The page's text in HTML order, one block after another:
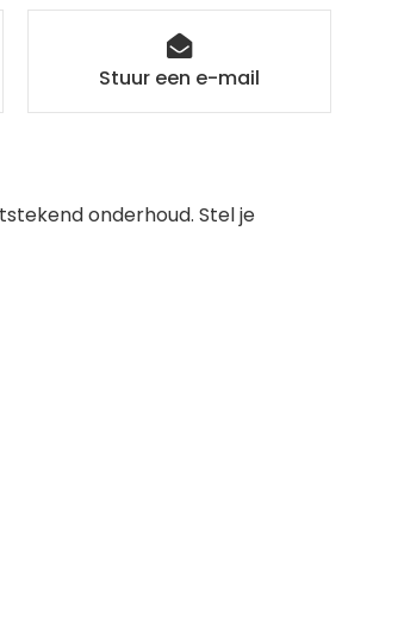
Stuur een e-mail
onderhoud. Stel je